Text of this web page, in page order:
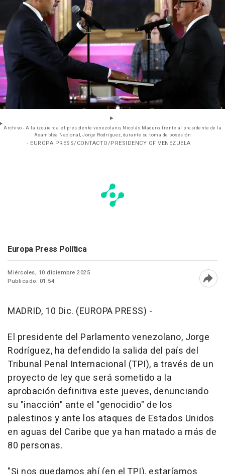
Archivo - A la izquierda, el presidente venezolano, Nicolás Maduro, frente al presidente de la
Asamblea Nacional, Jorge Rodríguez, durante su toma de posesión
- EUROPA PRESS/CONTACTO/PRESIDENCY OF VENEZUELA
Europa Press Política
Miércoles, 10 diciembre 2025
Publicado: 01:54
MADRID, 10 Dic. (EUROPA PRESS) -
El presidente del Parlamento venezolano, Jorge
Rodríguez, ha defendido la salida del país del
Tribunal Penal Internacional (TPI), a través de un
proyecto de ley que será sometido a la
aprobación definitiva este jueves, denunciando
su "inacción" ante el "genocidio" de los
palestinos y ante los ataques de Estados Unidos
en aguas del Caribe que ya han matado a más de
80 personas.